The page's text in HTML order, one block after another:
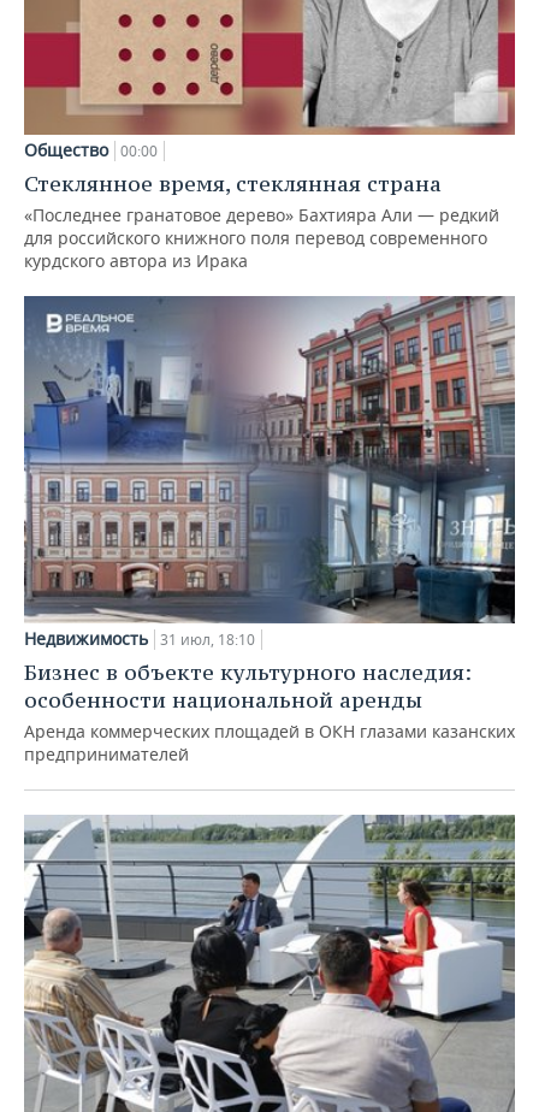
Общество 00:00
Стеклянное время, стеклянная страна
«Последнее гранатовое дерево» Бахтияра Али — редкий
для российского книжного поля перевод современного
курдского автора из Ирака
Недвижимость 31 июл, 18:10
Бизнес в объекте культурного наследия:
особенности национальной аренды
Аренда коммерческих площадей в ОКН глазами казанских
предпринимателей